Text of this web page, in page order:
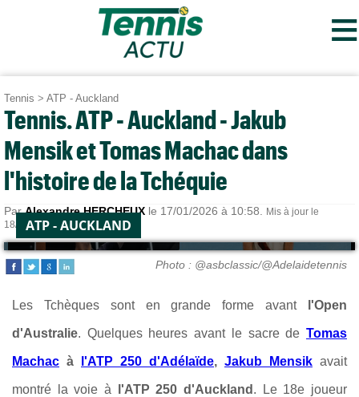
≡
Tennis > ATP - Auckland
Tennis. ATP - Auckland - Jakub
Mensik et Tomas Machac dans
l'histoire de la Tchéquie
ParAlexandre HERCHEUX le 17/01/2026 à 10:58.
Mis à jour le
18/01/2026 à 13:48.
ATP - AUCKLAND
Photo : @asbclassic/@Adelaidetennis
Les Tchèques sont en grande forme avant l'Open
d'Australie. Quelques heures avant le sacre de Tomas
Machac à l'ATP 250 d'Adélaïde, Jakub Mensik avait
montré la voie à l'ATP 250 d'Auckland . Le 18e joueur